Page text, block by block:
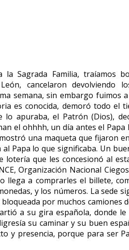
Sagrada Familia, traíamos
cancelaron devolviendo
semana, sin embargo fuimos
es conocida, demoró todo el
apuraba, el Patrón (Dios),
el ohhhh, un día antes el Papa
una maqueta que fijaron
Papa lo que significaba. Un
lotería que les concesionó al
Organización Nacional
llega a comprarles el billete,
y los números. La sede
por muchos camiones
a su gira española, donde le
su caminar y su buen
y presencia, porque para ser